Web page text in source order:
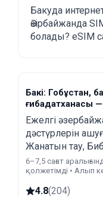
eSIM
болады?
Бакуда
Әзірбайжанда
болады? eSIM
Бакі: Гобұстан,
ғибадатханасы —
Ежелгі
дәстүрлерін
Жанатын тау,
жанартаулар, От
6–7,5 сағат
қолжетімді • Алып
4.8(204)